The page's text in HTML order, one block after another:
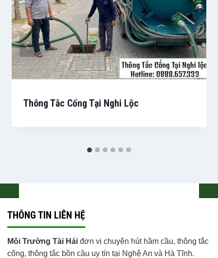
Thông Tắc Cống Tại Nghi Lộc
THÔNG TIN LIÊN HỆ
Môi Trường Tài Hải đơn vị chuyên hút hầm cầu, thông tắc
cống, thông tắc bồn cầu uy tín tại Nghệ An và Hà Tĩnh.